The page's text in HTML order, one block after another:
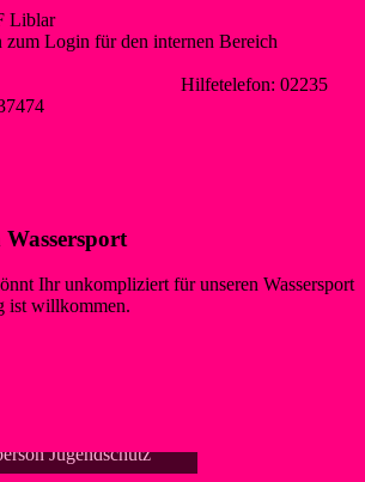
Liblar
zum Login für den internen Bereich
Hilfetelefon: 02235
Ihr unkompliziert für unseren Wassersport
ist willkommen.